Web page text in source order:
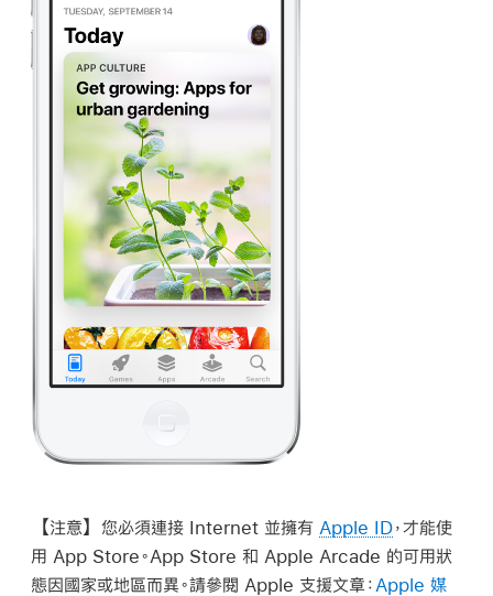
【注意】 您必須連接 Internet 並擁有 Apple ID，才能使
用 App Store。App Store 和 Apple Arcade 的可用狀
態因國家或地區而異。請參閱 Apple 支援文章： Apple 媒